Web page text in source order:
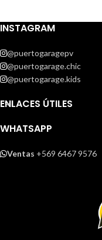
INSTAGRAM
@puertogaragepv
@puertogarage.chic
@puertogarage.kids
ENLACES ÚTILES
WHATSAPP
Ventas +569 6467 9576